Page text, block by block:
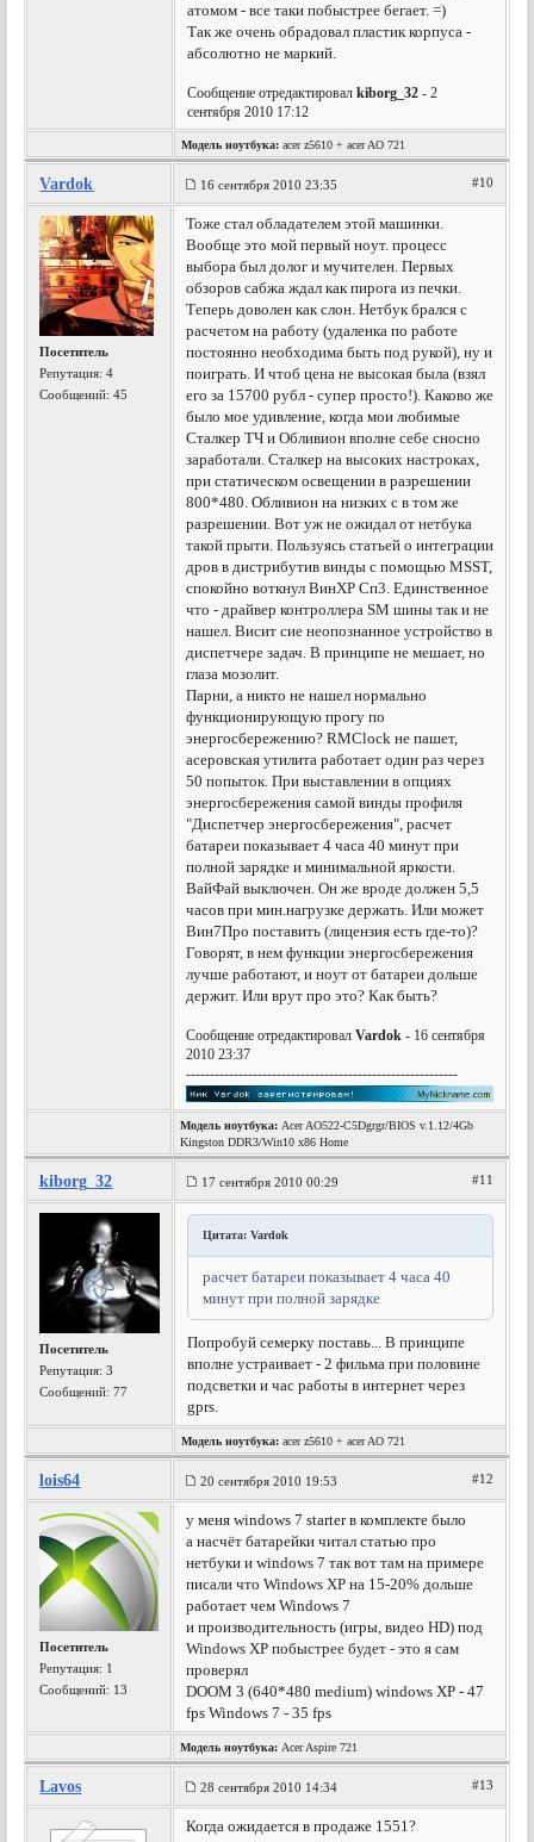
атомом - все таки побыстрее бегает. =)
Так же очень обрадовал пластик корпуса -
абсолютно не маркий.
Сообщение отредактировалkiborg_32 - 2
сентября 2010 17:12
Модель ноутбука: acer z5610 + acer AO 721
Vardok 16 сентября 2010 23:35 #10
Посетитель
Репутация:4
Сообщений: 45
Тоже стал обладателем этой машинки.
Вообще это мой первый ноут. процесс
выбора был долог и мучителен. Первых
обзоров сабжа ждал как пирога из печки.
Теперь доволен как слон. Нетбук брался с
расчетом на работу (удаленка по работе
постоянно необходима быть под рукой), ну и
поиграть. И чтоб цена не высокая была (взял
его за 15700 рубл - супер просто!). Каково же
было мое удивление, когда мои любимые
Сталкер ТЧ и Обливион вполне себе сносно
заработали. Сталкер на высоких настроках,
при статическом освещении в разрешении
800*480. Обливион на низких с в том же
разрешении. Вот уж не ожидал от нетбука
такой прыти. Пользуясь статьей о интеграции
дров в дистрибутив винды с помощью MSST,
спокойно воткнул ВинХР Сп3. Единственное
что - драйвер контроллера SM шины так и не
нашел. Висит сие неопознанное устройство в
диспетчере задач. В принципе не мешает, но
глаза мозолит.
Парни, а никто не нашел нормально
функционирующую прогу по
энергосбережению? RMClock не пашет,
асеровская утилита работает один раз через
50 попыток. При выставлении в опциях
энергосбережения самой винды профиля
"Диспетчер энергосбережения", расчет
батареи показывает 4 часа 40 минут при
полной зарядке и минимальной яркости.
ВайФай выключен. Он же вроде должен 5,5
часов при мин.нагрузке держать. Или может
Вин7Про поставить (лицензия есть где-то)?
Говорят, в нем функции энергосбережения
лучше работают, и ноут от батареи дольше
держит. Или врут про это? Как быть?
Сообщение отредактировалVardok - 16 сентября
2010 23:37
---------------------------------------------------------
Модель ноутбука: Acer AO522-C5Dgrgr/BIOS v.1.12/4Gb
Kingston DDR3/Win10 x86 Home
kiborg_32 17 сентября 2010 00:29 #11
Посетитель
Репутация:3
Сообщений: 77
Цитата: Vardok
расчет батареи показывает 4 часа 40
минут при полной зарядке
Попробуй семерку поставь... В принципе
вполне устраивает - 2 фильма при половине
подсветки и час работы в интернет через
gprs.
Модель ноутбука: acer z5610 + acer AO 721
lois64 20 сентября 2010 19:53 #12
Посетитель
Репутация: 1
Сообщений: 13
у меня windows 7 starter в комплекте было
а насчёт батарейки читал статью про
нетбуки и windows 7 так вот там на примере
писали что Windows XP на 15-20% дольше
работает чем Windows 7
и производительность (игры, видео HD) под
Windows XP побыстрее будет - это я сам
проверял
DOOM 3 (640*480 medium) windows XP - 47
fps Windows 7 - 35 fps
Модель ноутбука: Acer Aspire 721
Lavos 28 сентября 2010 14:34 #13
Когда ожидается в продаже 1551?